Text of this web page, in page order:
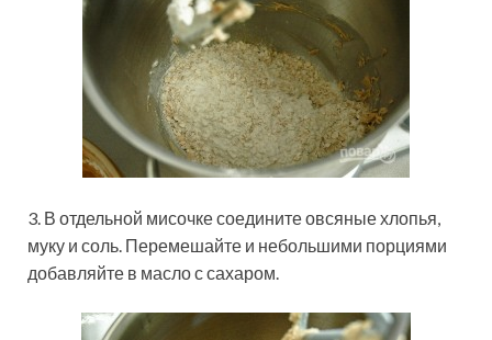
3. В отдельной мисочке соедините овсяные хлопья,
муку и соль. Перемешайте и небольшими порциями
добавляйте в масло с сахаром.